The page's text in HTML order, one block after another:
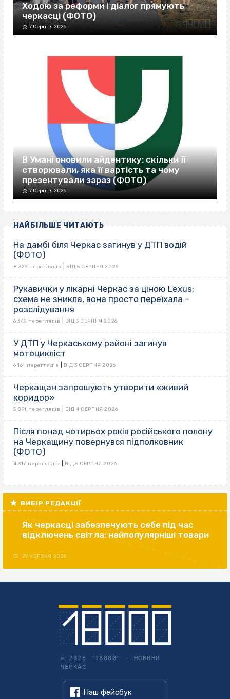
Ходою за реформи і діалог прямують
черкасці (ФОТО)
7 Серпня 2026
В Умані оновили айдентику: скільки її
створювали, яка її вартість та чому
презентували зараз (ФОТО)
7 Серпня 2026
НАЙБІЛЬШЕ ЧИТАЮТЬ
На дамбі біля Черкас загинув у ДТП водій
(ФОТО)
8 326 переглядів ВІД 5 СЕРПНЯ 2026
Рукавички у лікарні Черкас за ціною Lexus:
схема не зникла, вона просто переїхала –
розслідування
6 345 переглядів ВІД 3 СЕРПНЯ 2026
У ДТП у Черкаському районі загинув
мотоцикліст
6 161 переглядів ВІД 3 СЕРПНЯ 2026
Черкащан запрошують утворити «живий
коридор»
5 891 переглядів ВІД 4 СЕРПНЯ 2026
Після понад чотирьох років російського полону
на Черкащину повернувся підполковник
(ФОТО)
4 317 переглядів ВІД 5 СЕРПНЯ 2026
ВИБІР РЕДАКЦІЇ
Як черкасці забезпечують себе під час
відключень світла: найпопулярніші товари
29 ЧЕРВНЯ 2026
© 2026 "18000" – НОВИНИ
ЧЕРКАС
Наш фейсбук